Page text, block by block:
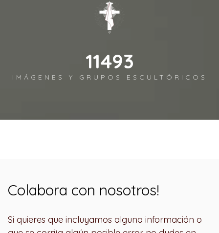
12450
IMÁGENES Y GRUPOS ESCULTÓRICOS
Colabora con nosotros!
Si quieres que incluyamos alguna información o